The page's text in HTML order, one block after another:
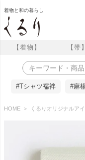
着物と和の暮らし
【着物】 【帯】
#Tシャツ襦袢 #麻
HOME くるりオリジナルア